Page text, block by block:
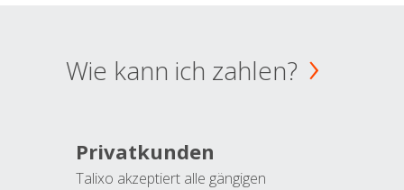
Wie kann ich zahlen?
Privatkunden
Talixo akzeptiert alle gängigen